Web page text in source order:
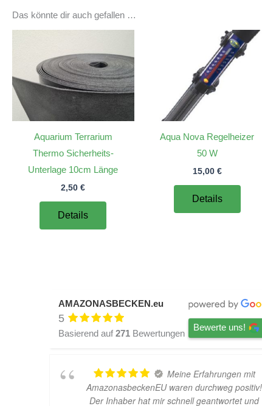
Das könnte dir auch gefallen …
Aquarium Terrarium
Thermo Sicherheits-
Unterlage 10cm Länge
2,50€
Details
Aqua Nova Regelheizer
50 W
15,00 €
Details
AMAZONASBECKEN.eu
5
Basierend auf 271 Bewertungen
Bewerte uns!
Meine Erfahrungen mit
AmazonasbeckenEU waren durchweg positiv!
Der Inhaber hat mir schnell geantwortet und